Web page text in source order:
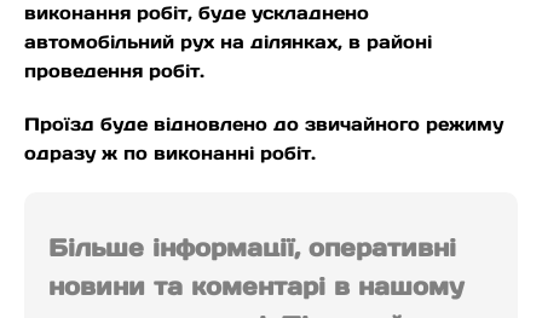
виконання робіт, буде ускладнено
автомобільний рух на ділянках, в районі
проведення робіт.
Проїзд буде відновлено до звичайного режиму
одразу ж по виконанні робіт.
Більше інформації, оперативні
новини та коментарі в нашому